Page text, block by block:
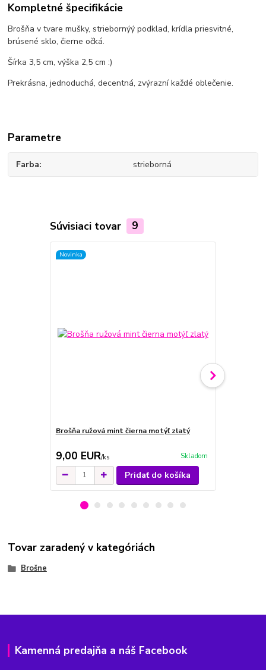
Kompletné špecifikácie
Brošňa v tvare mušky, striebornýý podklad, krídla priesvitné,
brúsené sklo, čierne očká.
Šírka 3,5 cm, výška 2,5 cm :)
Prekrásna, jednoduchá, decentná, zvýrazní každé oblečenie.
Parametre
Farba strieborná
Súvisiaci tovar 9
Novinka
Brošňa ružová mint čierna motýľ zlatý
9,00 EUR/ks Skladom
Pridať do košíka
Tovar zaradený v kategóriách
Brošne
Kamenná predajňa a náš Facebook